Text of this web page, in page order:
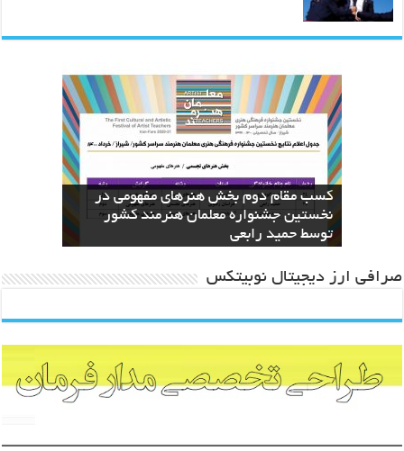
The Geometric Reinterpretation of the
Divine Name “Allah”: From Calligraphy
to Architecture
نسخه های بازآفرینی قرآن منسوب به ائمه
اطهار در کتابخانه دیجیتال آستان قدس
رضوی بارگزاری شد
کسب عنوان دوم جشنواره معلمان هنرمند
ایران توسط حمید رابعی
دعای عرفه با دست‌خط منسوب به امام
حسین(ع) منتشر شد
کسب مقام دوم بخش هنرهای مفهومی در
نخستین جشنواره معلمان هنرمند کشور
توسط حمید رابعی
صرافی ارز دیجیتال نوبیتکس